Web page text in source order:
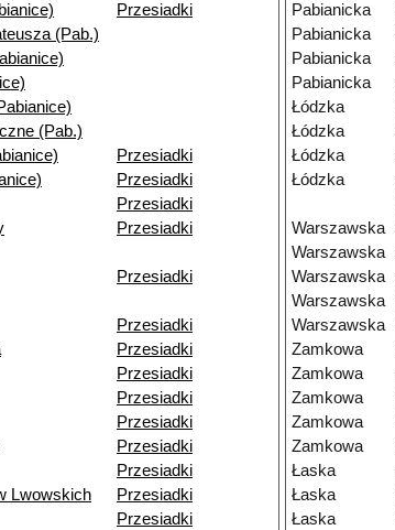
Przesiadki
(Pab.)
(Pab.)
Przesiadki
Przesiadki
Przesiadki
Przesiadki
Przesiadki
Przesiadki
Przesiadki
Przesiadki
Przesiadki
Przesiadki
Przesiadki
Przesiadki
Lwowskich
Przesiadki
Przesiadki
Pabianicka
Pabianicka
Pabianicka
Pabianicka
Łódzka
Łódzka
Łódzka
Łódzka
Warszawska
Warszawska
Warszawska
Warszawska
Warszawska
Zamkowa
Zamkowa
Zamkowa
Zamkowa
Zamkowa
Łaska
Łaska
Łaska